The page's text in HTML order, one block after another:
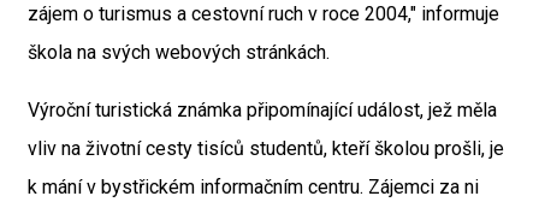
zájem o turismus a cestovní ruch v roce 2004," informuje
škola na svých webových stránkách.
Výroční turistická známka připomínající událost, jež měla
vliv na životní cesty tisíců studentů, kteří školou prošli, je
k mání v bystřickém informačním centru. Zájemci za ni